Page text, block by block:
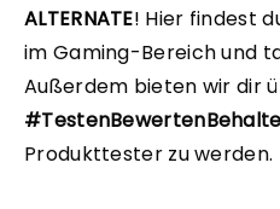
ALTERNATE! Hier findest
im Gaming-Bereich und
Außerdem bieten wir dir
Produkttester zu werden.